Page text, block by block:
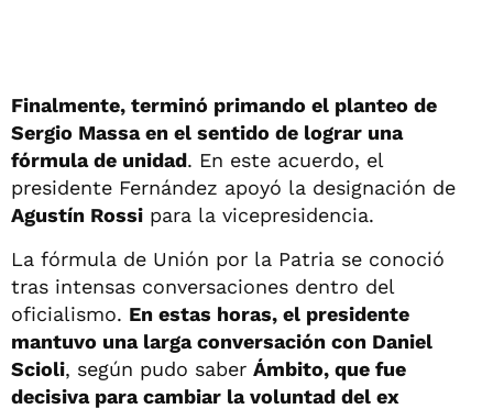
Finalmente, terminó primando el planteo de
Sergio Massa en el sentido de lograr una
fórmula de unidad. En este acuerdo, el
presidente Fernández apoyó la designación de
Agustín Rossi para la vicepresidencia.
La fórmula de Unión por la Patria se conoció
tras intensas conversaciones dentro del
oficialismo. En estas horas, el presidente
mantuvo una larga conversación con Daniel
Scioli, según pudo saber Ámbito, que fue
decisiva para cambiar la voluntad del ex